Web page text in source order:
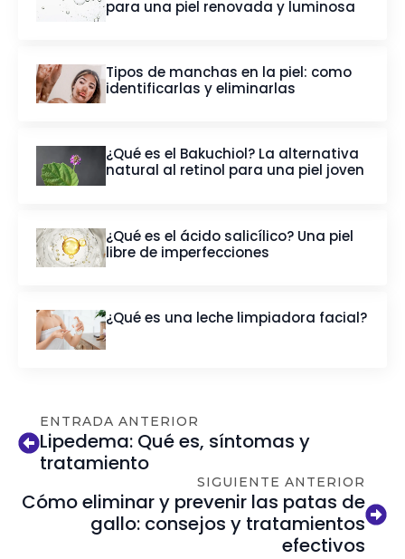
para una piel renovada y luminosa
Tipos de manchas en la piel: como
identificarlas y eliminarlas
¿Qué es el Bakuchiol? La alternativa
natural al retinol para una piel joven
¿Qué es el ácido salicílico? Una piel
libre de imperfecciones
¿Qué es una leche limpiadora facial?
ENTRADA ANTERIOR
Lipedema: Qué es, síntomas y
tratamiento
SIGUIENTE ANTERIOR
Cómo eliminar y prevenir las patas de
gallo: consejos y tratamientos
efectivos